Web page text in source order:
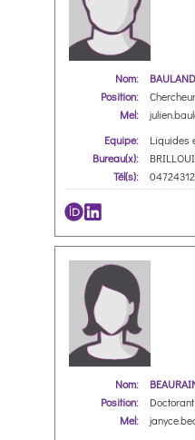
Nom:
Position:
Chercheur
Mel:
Equipe:
Liquides
Bureau(x):
Tél(s):
Nom:
Position:
Doctorant
Mel: